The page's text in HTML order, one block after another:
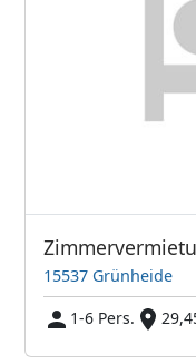
15537 Grünheide
1-6 Pers.